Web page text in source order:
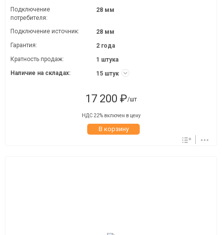
Подключение
потребителя:
28 мм
Подключение источник:
28 мм
Гарантия:
2 года
Кратность продаж:
1 штука
Наличие на складах:
15 штук
17 200 ₽/шт
НДС 22% включен в цену
В корзину